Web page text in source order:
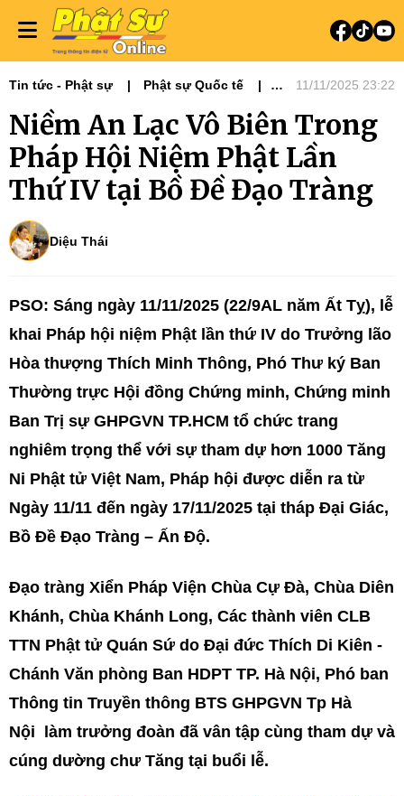
Tin tức - Phật sự
Phật sự Quốc tế
11/11/2025 23:22
Niềm An Lạc Vô Biên Trong
Pháp Hội Niệm Phật Lần
Thứ IV tại Bồ Đề Đạo Tràng
Diệu Thái
PSO: Sáng ngày 11/11/2025 (22/9AL năm Ất Tỵ), lễ
khai Pháp hội niệm Phật lần thứ IV do Trưởng lão
Hòa thượng Thích Minh Thông, Phó Thư ký Ban
Thường trực Hội đồng Chứng minh, Chứng minh
Ban Trị sự GHPGVN TP.HCM tổ chức trang
nghiêm trọng thể với sự tham dự hơn 1000 Tăng
Ni Phật tử Việt Nam, Pháp hội được diễn ra từ
Ngày 11/11 đến ngày 17/11/2025 tại tháp Đại Giác,
Bồ Đề Đạo Tràng – Ấn Độ.
Đạo tràng Xiển Pháp Viện Chùa Cự Đà, Chùa Diên
Khánh, Chùa Khánh Long, Các thành viên CLB
TTN Phật tử Quán Sứ do Đại đức Thích Di Kiên -
Chánh Văn phòng Ban HDPT TP. Hà Nội, Phó ban
Thông tin Truyền thông BTS GHPGVN Tp Hà
Nội làm trưởng đoàn đã vân tập cùng tham dự và
cúng dường chư Tăng tại buổi lễ.